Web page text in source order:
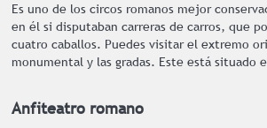
Es uno de los circos romanos mejor
en él si disputaban carreras de carros, que
cuatro caballos. Puedes visitar el extremo
monumental y las gradas. Este está situado
Anfiteatro romano